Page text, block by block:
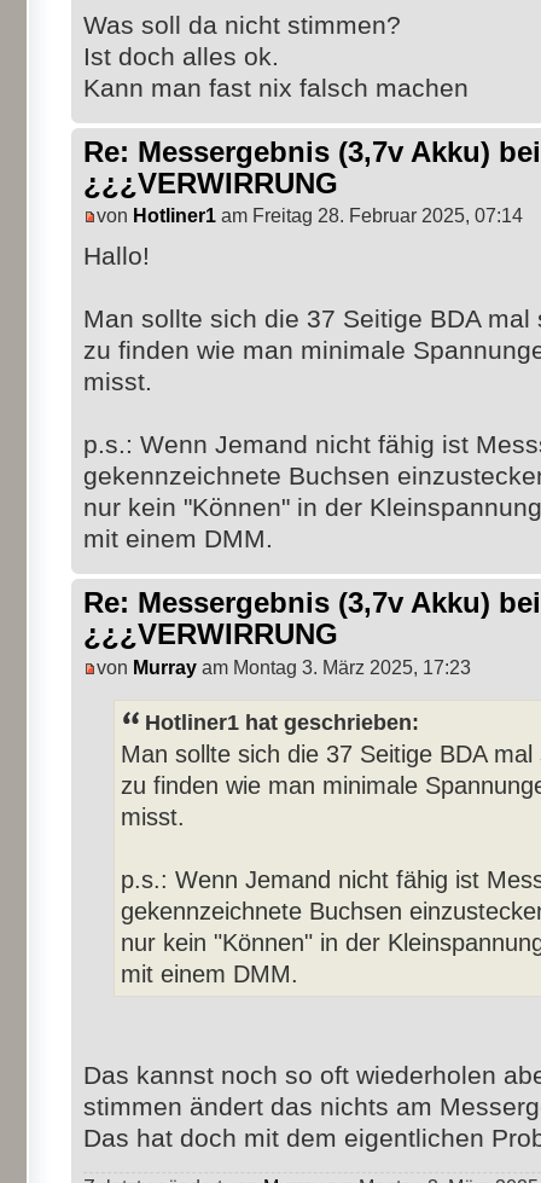
Was soll da nicht stimmen?
Ist doch alles ok.
Kann man fast nix falsch machen
Re: Messergebnis (3,7v Akku)
¿¿¿VERWIRRUNG
von Hotliner1 am Freitag 28. Februar 2025, 07:14
Hallo!
Man sollte sich die 37 Seitige BDA
zu finden wie man minimale
misst.
p.s.: Wenn Jemand nicht fähig ist
gekennzeichnete Buchsen
nur kein "Können" in der
mit einem DMM.
Re: Messergebnis (3,7v Akku)
¿¿¿VERWIRRUNG
von Murray am Montag 3. März 2025, 17:23
Hotliner1 hat geschrieben:
Man sollte sich die 37 Seitige BDA
zu finden wie man minimale
misst.
p.s.: Wenn Jemand nicht fähig ist
gekennzeichnete Buchsen
nur kein "Können" in der
mit einem DMM.
Das kannst noch so oft wiederholen
stimmen ändert das nichts am
Das hat doch mit dem eigentlichen